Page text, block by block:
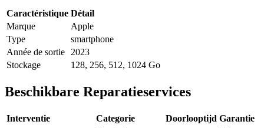
Caractéristique Détail
Marque
Apple
Type
smartphone
Année de sortie 2023
Stockage
128, 256, 512, 1024 Go
Beschikbare Reparatieservices
Interventie Categorie Doorlooptijd Garantie